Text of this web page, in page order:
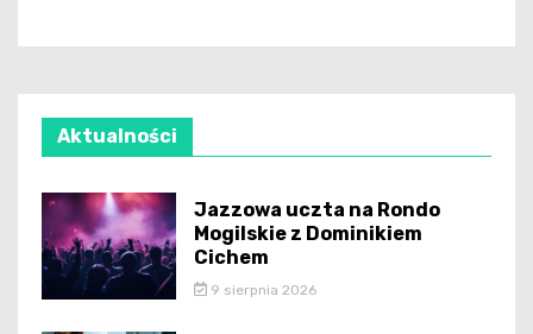
Aktualności
Jazzowa uczta na Rondo
Mogilskie z Dominikiem
Cichem
9 sierpnia 2026